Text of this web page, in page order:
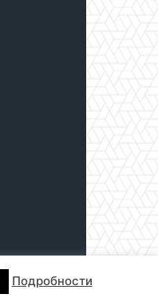
СЪБИТИЯ
Подробности